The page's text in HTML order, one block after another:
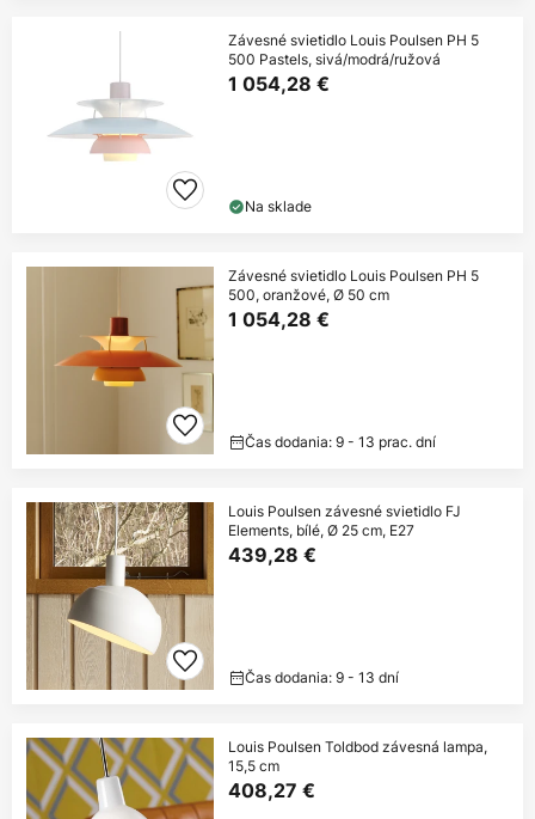
Závesné svietidlo Louis Poulsen PH 5
500 Pastels, sivá/modrá/ružová
1 054,28 €
Na sklade
Závesné svietidlo Louis Poulsen PH 5
500, oranžové, Ø 50 cm
1 054,28 €
Čas dodania: 9 - 13 prac. dní
Louis Poulsen závesné svietidlo FJ
Elements, bílé, Ø 25 cm, E27
439,28 €
Čas dodania: 9 - 13 dní
Louis Poulsen Toldbod závesná lampa,
15,5 cm
408,27 €